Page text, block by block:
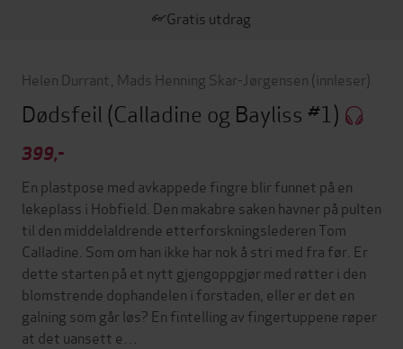
Gratis utdrag
Helen Durrant Mads Henning Skar-Jørgensen (innleser)
Dødsfeil (Calladine og Bayliss #1)
399,-
En plastpose med avkappede fingre blir funnet på en
lekeplass i Hobfield. Den makabre saken havner på pulten
til den middelaldrende etterforskningslederen Tom
Calladine. Som om han ikke har nok å stri med fra før. Er
dette starten på et nytt gjengoppgjør med røtter i den
blomstrende dophandelen i forstaden, eller er det en
galning som går løs? En fintelling av fingertuppene røper
at det uansett e…